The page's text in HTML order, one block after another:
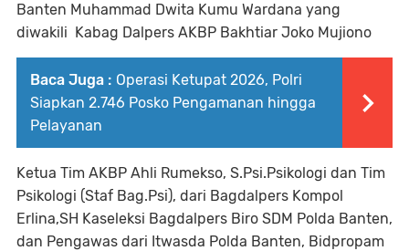
Banten Muhammad Dwita Kumu Wardana yang
diwakili Kabag Dalpers AKBP Bakhtiar Joko Mujiono
Baca Juga : Operasi Ketupat 2026, Polri
Siapkan 2.746 Posko Pengamanan hingga
Pelayanan
Ketua Tim AKBP Ahli Rumekso, S.Psi.Psikologi dan Tim
Psikologi (Staf Bag.Psi), dari Bagdalpers Kompol
Erlina,SH Kaseleksi Bagdalpers Biro SDM Polda Banten,
dan Pengawas dari Itwasda Polda Banten, Bidpropam